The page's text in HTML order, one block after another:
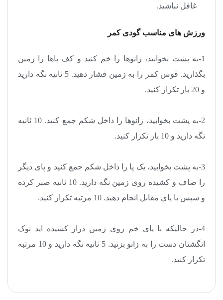
غافل نباشید.
ورزش های مناسب گودی کمر
1-به پشت بخوابید، زانوها را خم کنید و کف پاها را زمین
بگذارید. قوس کمر را به زمین فشار دهید. 5 ثانیه نگه دارید
و 20 بار تکرار کنید.
2-به پشت بخوابید، زانوها را داخل شکم جمع کنید. 10 ثانیه
نگه دارید و 10 بار تکرار کنید.
3-به پشت بخوابید، یک پا را داخل شکم جمع کنید و پای دیگر
را صاف و کشیده روی زمین نگه دارید. 10 ثانیه صبر کرده
و سپس با پای مقابل انجام دهید. 10 مرتبه تکرار کنید.
4-در حالیکه با پای خم روی زمین دراز کشیده اید نوک
انگشتان دست را به زانو بزنید. 5 ثانیه نگه دارید و 10 مرتبه
تکرار کنید.